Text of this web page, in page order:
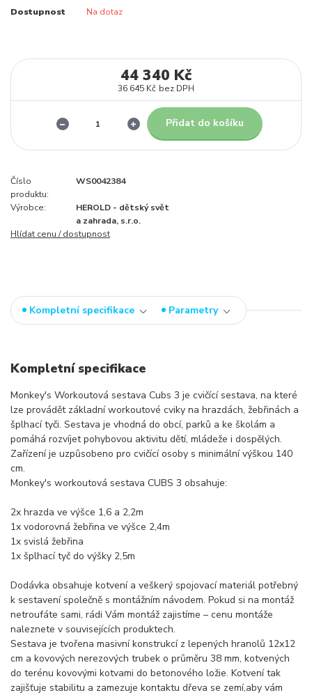
Dostupnost Na dotaz
44 340 Kč
36 645 Kč bez DPH
Přidat do košíku
Číslo
produktu:
WS0042384
Výrobce:
HEROLD - dětský svět
a zahrada, s.r.o.
Hlídat cenu / dostupnost
Kompletní specifikace Parametry
Kompletní specifikace
Monkey's Workoutová sestava Cubs 3 je cvičící sestava, na které
lze provádět základní workoutové cviky na hrazdách, žebřinách a
šplhací tyči. Sestava je vhodná do obcí, parků a ke školám a
pomáhá rozvíjet pohybovou aktivitu dětí, mládeže i dospělých.
Zařízení je uzpůsobeno pro cvičící osoby s minimální výškou 140
cm.
Monkey's workoutová sestava CUBS 3 obsahuje:
2x hrazda ve výšce 1,6 a 2,2m
1x vodorovná žebřina ve výšce 2,4m
1x svislá žebřina
1x šplhací tyč do výšky 2,5m
Dodávka obsahuje kotvení a veškerý spojovací materiál potřebný
k sestavení společně s montážním návodem. Pokud si na montáž
netroufáte sami, rádi Vám montáž zajistíme – cenu montáže
naleznete v souvisejících produktech.
Sestava je tvořena masivní konstrukcí z lepených hranolů 12x12
cm a kovových nerezových trubek o průměru 38 mm, kotvených
do terénu kovovými kotvami do betonového ložie. Kotvení tak
zajišťuje stabilitu a zamezuje kontaktu dřeva se zemí,aby vám